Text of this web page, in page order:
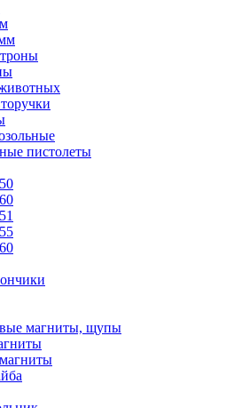
пистолеты
магниты, щупы